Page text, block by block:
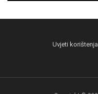
Uvjeti korištenja